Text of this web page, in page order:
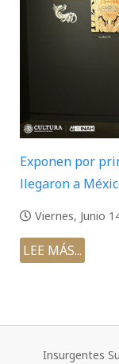
Exponen por
llegaron a
Viernes, Junio
LEE MÁS...
Insurgentes